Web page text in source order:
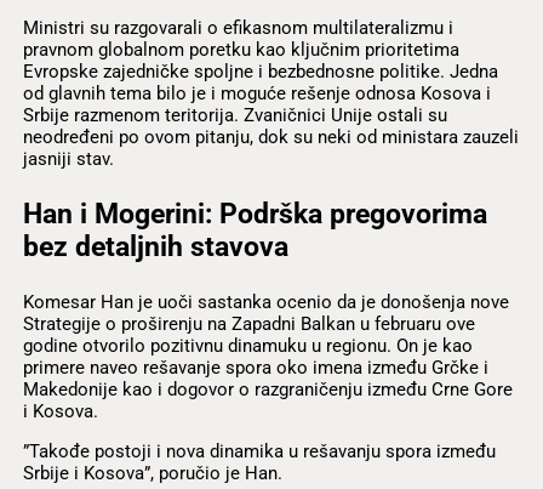
Ministri su razgovarali o efikasnom multilateralizmu i
pravnom globalnom poretku kao ključnim prioritetima
Evropske zajedničke spoljne i bezbednosne politike. Jedna
od glavnih tema bilo je i moguće rešenje odnosa Kosova i
Srbije razmenom teritorija. Zvaničnici Unije ostali su
neodređeni po ovom pitanju, dok su neki od ministara zauzeli
jasniji stav.
Han i Mogerini: Podrška pregovorima
bez detaljnih stavova
Komesar Han je uoči sastanka ocenio da je donošenja nove
Strategije o proširenju na Zapadni Balkan u februaru ove
godine otvorilo pozitivnu dinamuku u regionu. On je kao
primere naveo rešavanje spora oko imena između Grčke i
Makedonije kao i dogovor o razgraničenju između Crne Gore
i Kosova.
”Takođe postoji i nova dinamika u rešavanju spora između
Srbije i Kosova”, poručio je Han.